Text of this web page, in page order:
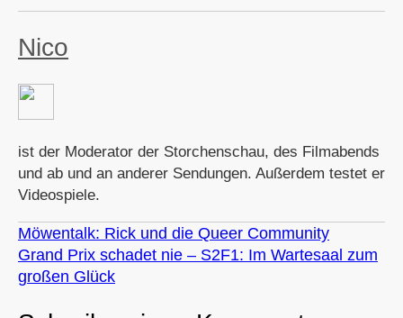
Nico
ist der Moderator der Storchenschau, des Filmabends
und ab und an anderer Sendungen. Außerdem testet er
Videospiele.
Möwentalk: Rick und die Queer Community
Grand Prix schadet nie – S2F1: Im Wartesaal zum
großen Glück